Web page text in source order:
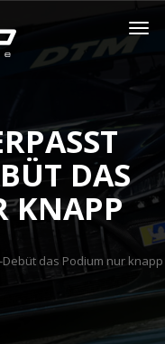
DAS
KNAPP
das Podium nur knapp